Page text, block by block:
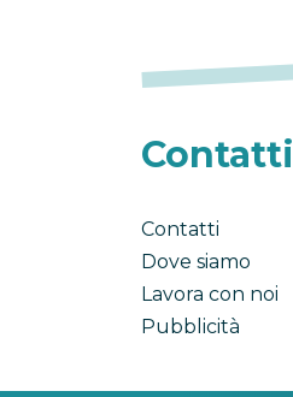
Contatti
Contatti
Dove siamo
Lavora con noi
Pubblicità